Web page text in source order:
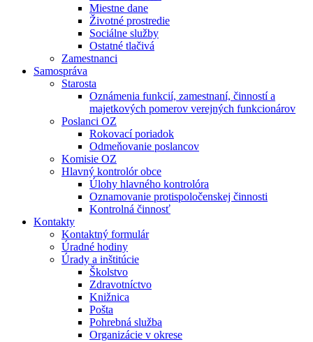
Miestne dane
Životné prostredie
Sociálne služby
Ostatné tlačivá
Zamestnanci
Samospráva
Starosta
Oznámenia funkcií, zamestnaní, činností a
majetkových pomerov verejných funkcionárov
Poslanci OZ
Rokovací poriadok
Odmeňovanie poslancov
Komisie OZ
Hlavný kontrolór obce
Úlohy hlavného kontrolóra
Oznamovanie protispoločenskej činnosti
Kontrolná činnosť
Kontakty
Kontaktný formulár
Úradné hodiny
Úrady a inštitúcie
Školstvo
Zdravotníctvo
Knižnica
Pošta
Pohrebná služba
Organizácie v okrese